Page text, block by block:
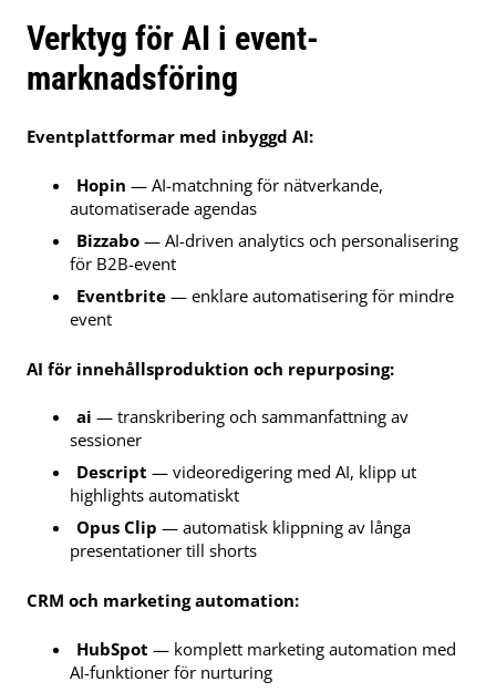
Verktyg för AI i event-
marknadsföring
Eventplattformar med inbyggd AI:
Hopin — AI-matchning för nätverkande,
automatiserade agendas
Bizzabo — AI-driven analytics och personalisering
för B2B-event
Eventbrite — enklare automatisering för mindre
event
AI för innehållsproduktion och repurposing:
ai — transkribering och sammanfattning av
sessioner
Descript — videoredigering med AI, klipp ut
highlights automatiskt
Opus Clip — automatisk klippning av långa
presentationer till shorts
CRM och marketing automation:
HubSpot — komplett marketing automation med
AI-funktioner för nurturing